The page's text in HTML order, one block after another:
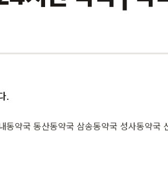
.
동약국 동산동약국 삼송동약국 성사동약